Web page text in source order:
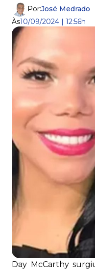
Por:José Medrado
Às10/09/2024 | 12:56h
Day McCarthy